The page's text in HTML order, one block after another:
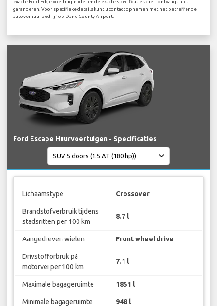
exacte Ford Edge voertuigmodel en de exacte specificaties die u ontvangt niet
garanderen. Voor specifieke details kunt u contact opnemen met het betreffende
autoverhuurbedrijf op Dane County Airport.
Ford Escape Huurvoertuigen - Specificaties
Lichaamstype Crossover
Brandstofverbruik tijdens
stadsritten per 100 km
8.7 l
Aangedreven wielen Front wheel drive
Drivstofforbruk på
motorvei per 100 km
7.1 l
Maximale bagageruimte 1851 l
Minimale bagageruimte 948 l